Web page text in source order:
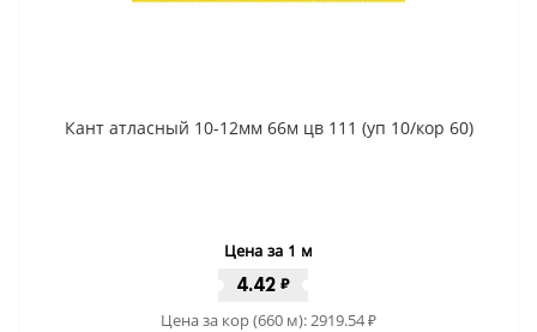
Кант атласный 10-12мм 66м цв 111 (уп 10/кор 60)
Цена за 1 м
4.42 ₽
Цена за кор (660 м):2919.54₽